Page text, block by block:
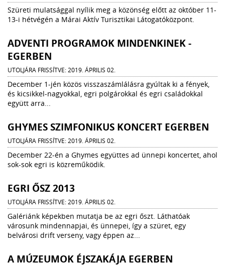
Szüreti mulatsággal nyílik meg a közönség előtt az október 11-
13-i hétvégén a Márai Aktív Turisztikai Látogatóközpont.
ADVENTI PROGRAMOK MINDENKINEK -
EGERBEN
UTOLJÁRA FRISSÍTVE: 2019. ÁPRILIS 02.
December 1-jén közös visszaszámlálásra gyúltak ki a fények,
és kicsikkel-nagyokkal, egri polgárokkal és egri családokkal
együtt arra...
GHYMES SZIMFONIKUS KONCERT EGERBEN
UTOLJÁRA FRISSÍTVE: 2019. ÁPRILIS 02.
December 22-én a Ghymes együttes ad ünnepi koncertet, ahol
sok-sok egri is közreműködik.
EGRI ŐSZ 2013
UTOLJÁRA FRISSÍTVE: 2019. ÁPRILIS 02.
Galériánk képekben mutatja be az egri őszt. Láthatóak
városunk mindennapjai, és ünnepei, így a szüret, egy
belvárosi drift verseny, vagy éppen az...
A MÚZEUMOK ÉJSZAKÁJA EGERBEN